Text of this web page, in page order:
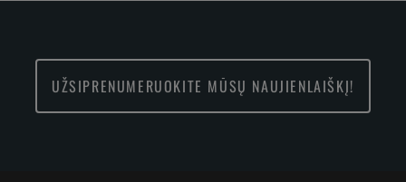
UŽSIPRENUMERUOKITE MŪSŲ NAUJIENLAIŠKĮ!